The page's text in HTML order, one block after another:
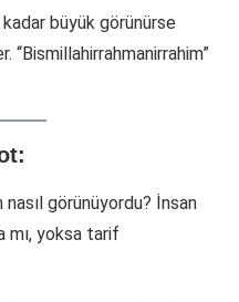
büyük görünürse
“Bismillahirrahmanirrahim”
görünüyordu? İnsan
mı, yoksa tarif